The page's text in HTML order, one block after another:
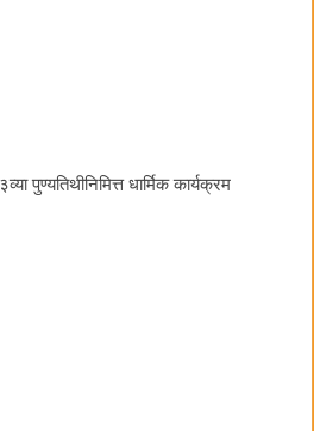
पुण्यतिथीनिमित्त धार्मिक कार्यक्रम